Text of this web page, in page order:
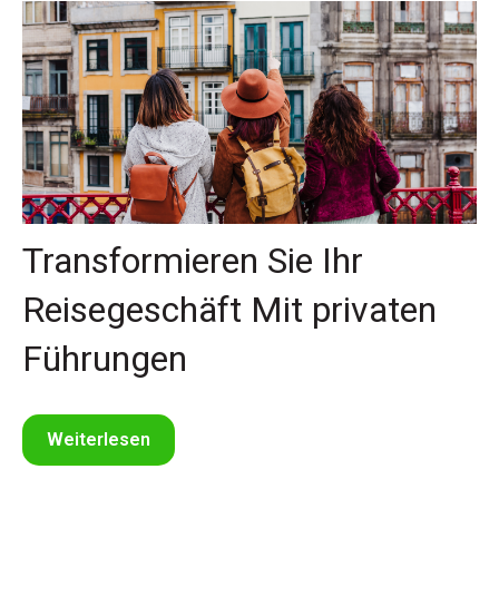
Transformieren Sie Ihr
Reisegeschäft Mit privaten
Führungen
Weiterlesen